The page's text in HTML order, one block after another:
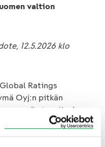
valtion
12.5.2026 klo
Ratings
Oyj:n pitkän
pysyvän tasolla A+
näkymät